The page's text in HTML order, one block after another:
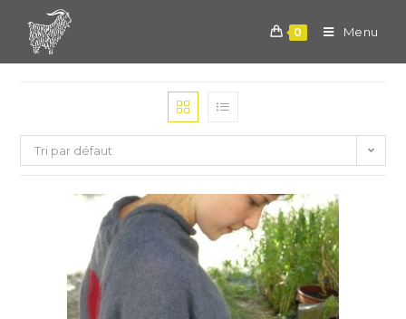
content
0 Menu
Tri par défaut